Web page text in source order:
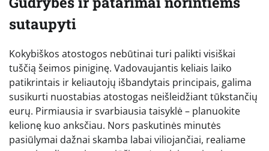
sutaupyti
Kokybiškos atostogos nebūtinai turi palikti visiškai
tuščią šeimos piniginę. Vadovaujantis keliais laiko
patikrintais ir keliautojų išbandytais principais, galima
susikurti nuostabias atostogas neišleidžiant tūkstančių
eurų. Pirmiausia ir svarbiausia taisyklė – planuokite
kelionę kuo anksčiau. Nors paskutinės minutės
pasiūlymai dažnai skamba labai viliojančiai, realiame